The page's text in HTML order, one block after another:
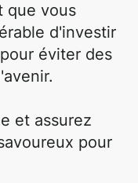
que vous
d'investir
éviter des
et assurez
pour